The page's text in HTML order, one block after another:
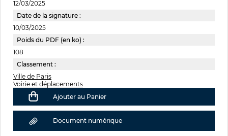
12/03/2025
Date de la signature :
10/03/2025
Poids du PDF (en ko) :
108
Classement :
Ville de Paris
Voirie et déplacements
Ajouter au Panier
Document numérique